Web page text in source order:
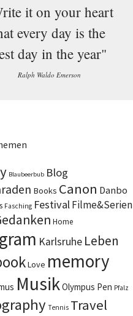
it on your heart
every day is the
day in the year"
Ralph Waldo Emerson
Blaubeerbub Blog
Books Canon Danbo
Fasching FestivalFilme&Serien
Home
Karlsruhe Leben
Love memory
MusikOlympus Pen Pfalz
Tennis Travel